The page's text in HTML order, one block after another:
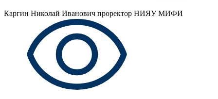
Каргин Николай Иванович проректор НИЯУ МИФИ